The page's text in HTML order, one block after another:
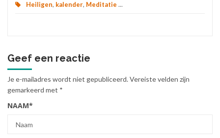
Heiligen, kalender, Meditatie ...
Geef een reactie
Je e-mailadres wordt niet gepubliceerd.Vereiste velden zijn
gemarkeerd met *
NAAM*